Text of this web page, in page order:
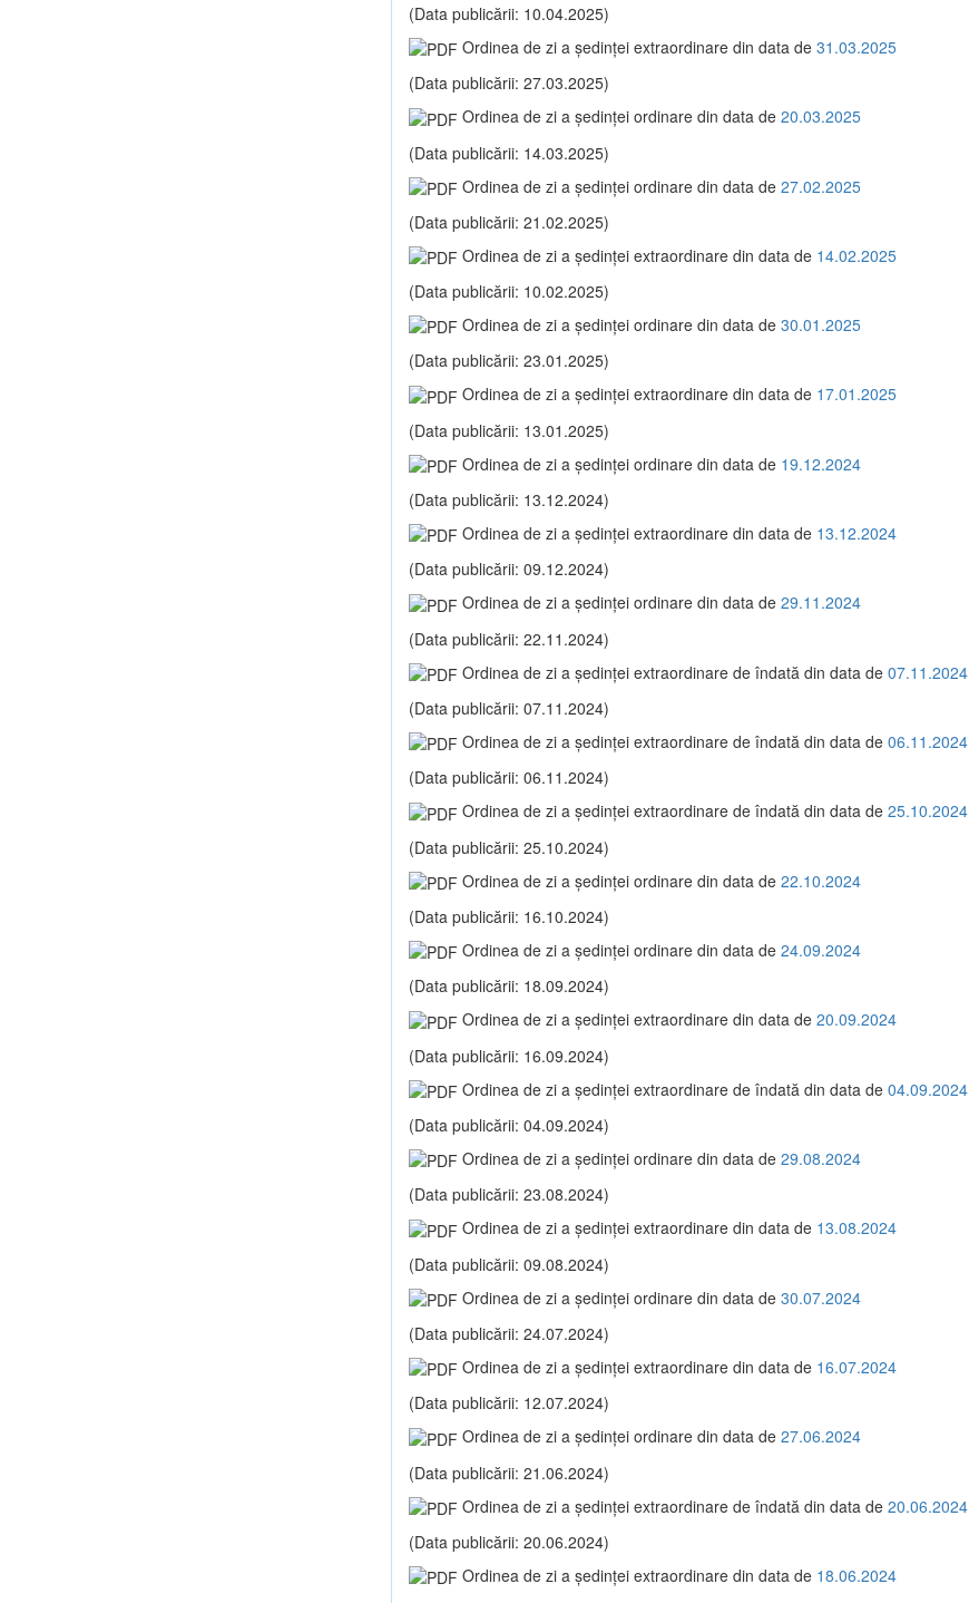
(Data publicării: 10.04.2025)
Ordinea de zi a şedinţei extraordinare din data de 31.03.2025
(Data publicării: 27.03.2025)
Ordinea de zi a şedinţei ordinare din data de 20.03.2025
(Data publicării: 14.03.2025)
Ordinea de zi a şedinţei ordinare din data de 27.02.2025
(Data publicării: 21.02.2025)
Ordinea de zi a şedinţei extraordinare din data de 14.02.2025
(Data publicării: 10.02.2025)
Ordinea de zi a şedinţei ordinare din data de 30.01.2025
(Data publicării: 23.01.2025)
Ordinea de zi a şedinţei extraordinare din data de 17.01.2025
(Data publicării: 13.01.2025)
Ordinea de zi a şedinţei ordinare din data de 19.12.2024
(Data publicării: 13.12.2024)
Ordinea de zi a şedinţei extraordinare din data de 13.12.2024
(Data publicării: 09.12.2024)
Ordinea de zi a şedinţei ordinare din data de 29.11.2024
(Data publicării: 22.11.2024)
Ordinea de zi a şedinţei extraordinare de îndată din data de 07.11.2024
(Data publicării: 07.11.2024)
Ordinea de zi a şedinţei extraordinare de îndată din data de 06.11.2024
(Data publicării: 06.11.2024)
Ordinea de zi a şedinţei extraordinare de îndată din data de 25.10.2024
(Data publicării: 25.10.2024)
Ordinea de zi a şedinţei ordinare din data de 22.10.2024
(Data publicării: 16.10.2024)
Ordinea de zi a şedinţei ordinare din data de 24.09.2024
(Data publicării: 18.09.2024)
Ordinea de zi a şedinţei extraordinare din data de 20.09.2024
(Data publicării: 16.09.2024)
Ordinea de zi a şedinţei extraordinare de îndată din data de 04.09.2024
(Data publicării: 04.09.2024)
Ordinea de zi a şedinţei ordinare din data de 29.08.2024
(Data publicării: 23.08.2024)
Ordinea de zi a şedinţei extraordinare din data de 13.08.2024
(Data publicării: 09.08.2024)
Ordinea de zi a şedinţei ordinare din data de 30.07.2024
(Data publicării: 24.07.2024)
Ordinea de zi a şedinţei extraordinare din data de 16.07.2024
(Data publicării: 12.07.2024)
Ordinea de zi a şedinţei ordinare din data de 27.06.2024
(Data publicării: 21.06.2024)
Ordinea de zi a şedinţei extraordinare de îndată din data de 20.06.2024
(Data publicării: 20.06.2024)
Ordinea de zi a şedinţei extraordinare din data de 18.06.2024